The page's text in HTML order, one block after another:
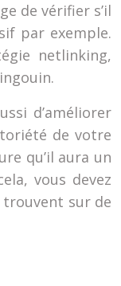
de vérifier s’il
par exemple.
netlinking,
d’améliorer
de votre
qu’il aura un
vous devez
trouvent sur de